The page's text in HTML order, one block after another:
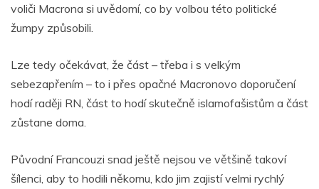
voliči Macrona si uvědomí, co by volbou této politické
žumpy způsobili.
Lze tedy očekávat, že část – třeba i s velkým
sebezapřením – to i přes opačné Macronovo doporučení
hodí raději RN, část to hodí skutečně islamofašistům a část
zůstane doma.
Původní Francouzi snad ještě nejsou ve většině takoví
šílenci, aby to hodili někomu, kdo jim zajistí velmi rychlý